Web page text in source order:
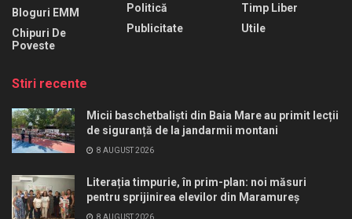
Bloguri EMM
Chipuri De
Poveste
Politică
Publicitate
Timp Liber
Utile
Stiri recente
Micii baschetbaliști din Baia Mare au primit lecții
de siguranță de la jandarmii montani
8 AUGUST 2026
Literația timpurie, în prim-plan: noi măsuri
pentru sprijinirea elevilor din Maramureș
8 AUGUST 2026